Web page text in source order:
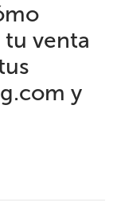
venta
y